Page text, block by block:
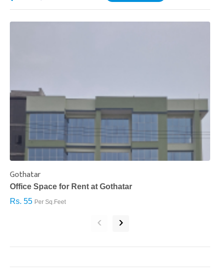
Gothatar
Office Space for Rent at Gothatar
Rs. 55 Per Sq.Feet
‹ ›